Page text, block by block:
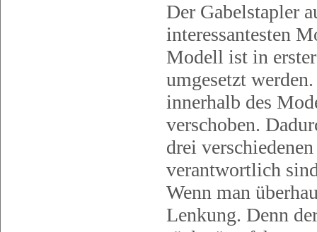
Der Gabelstapler
interessantesten
Modell ist in
umgesetzt
innerhalb des
verschoben.
drei
verantwortlich
Wenn man
Lenkung. Denn